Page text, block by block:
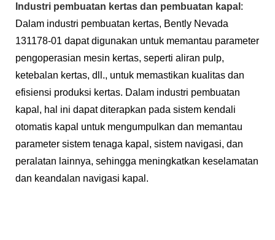
Industri pembuatan kertas dan pembuatan kapal :
Dalam industri pembuatan kertas, Bently Nevada
131178-01 dapat digunakan untuk memantau parameter
pengoperasian mesin kertas, seperti aliran pulp,
ketebalan kertas, dll., untuk memastikan kualitas dan
efisiensi produksi kertas. Dalam industri pembuatan
kapal, hal ini dapat diterapkan pada sistem kendali
otomatis kapal untuk mengumpulkan dan memantau
parameter sistem tenaga kapal, sistem navigasi, dan
peralatan lainnya, sehingga meningkatkan keselamatan
dan keandalan navigasi kapal.